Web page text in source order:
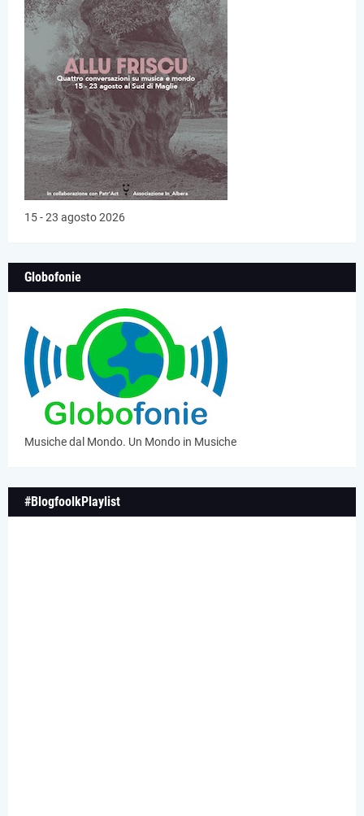
15 - 23 agosto 2026
Globofonie
Musiche dal Mondo. Un Mondo in Musiche
#BlogfoolkPlaylist